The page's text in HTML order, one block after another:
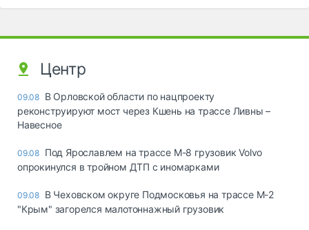
Центр
09.08 В Орловской области по нацпроекту
реконструируют мост через Кшень на трассе Ливны –
Навесное
09.08 Под Ярославлем на трассе М-8 грузовик Volvo
опрокинулся в тройном ДТП с иномарками
09.08 В Чеховском округе Подмосковья на трассе М-2
"Крым" загорелся малотоннажный грузовик